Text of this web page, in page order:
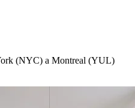
(NYC) a Montreal (YUL)